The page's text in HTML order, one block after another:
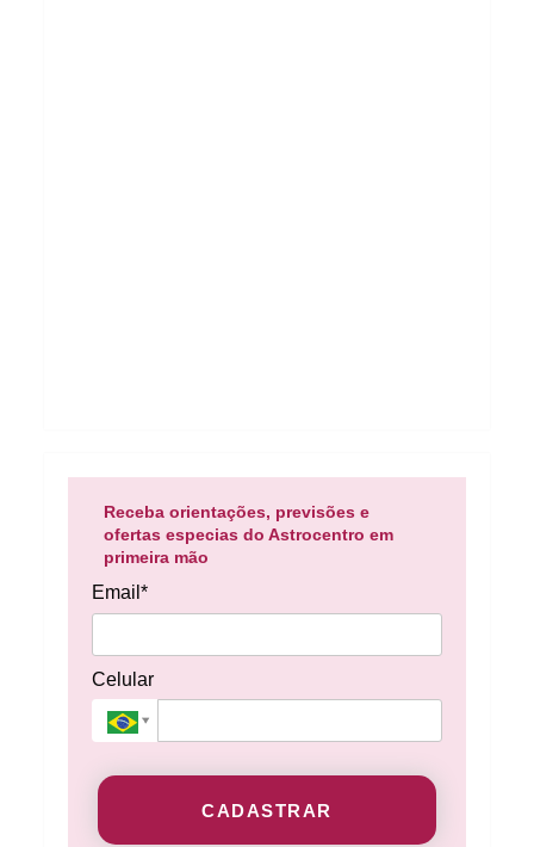
Receba orientações, previsões e
ofertas especias do Astrocentro em
primeira mão
Email*
Celular
CADASTRAR